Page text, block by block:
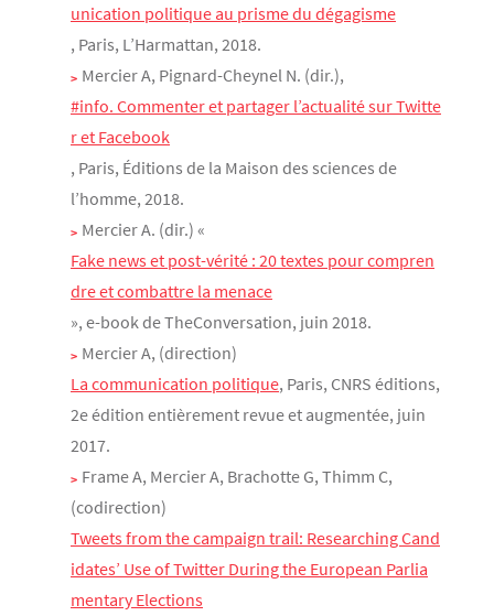
unication politique au prisme du dégagisme
, Paris, L’Harmattan, 2018.
Mercier A, Pignard-Cheynel N. (dir.),
#info. Commenter et partager l’actualité sur Twitte
r et Facebook
, Paris, Éditions de la Maison des sciences de
l’homme, 2018.
Mercier A. (dir.) «
Fake news et post-vérité : 20 textes pour compren
dre et combattre la menace
», e-book de TheConversation, juin 2018.
Mercier A, (direction)
La communication politique, Paris, CNRS éditions,
2e édition entièrement revue et augmentée, juin
2017.
Frame A, Mercier A, Brachotte G, Thimm C,
(codirection)
Tweets from the campaign trail: Researching Cand
idates’ Use of Twitter During the European Parlia
mentary Elections